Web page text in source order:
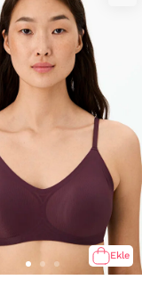
Ekle